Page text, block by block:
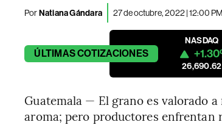
PorNatiana Gándara 27 de octubre, 2022 | 12:00 PM
ÚLTIMASCOTIZACIONES
NASDAQ
26,690.62
Guatemala — El grano es valorado
aroma; pero productores enfrentan